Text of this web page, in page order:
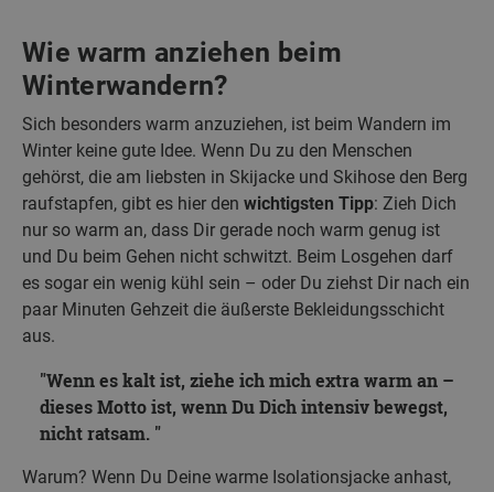
Wie warm anziehen beim
Winterwandern?
Sich besonders warm anzuziehen, ist beim Wandern im
Winter keine gute Idee. Wenn Du zu den Menschen
gehörst, die am liebsten in Skijacke und Skihose den Berg
raufstapfen, gibt es hier den wichtigsten Tipp: Zieh Dich
nur so warm an, dass Dir gerade noch warm genug ist
und Du beim Gehen nicht schwitzt. Beim Losgehen darf
es sogar ein wenig kühl sein – oder Du ziehst Dir nach ein
paar Minuten Gehzeit die äußerste Bekleidungsschicht
aus.
Wenn es kalt ist, ziehe ich mich extra warm an –
dieses Motto ist, wenn Du Dich intensiv bewegst,
nicht ratsam.
Warum? Wenn Du Deine warme Isolationsjacke anhast,